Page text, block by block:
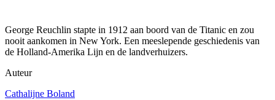
George Reuchlin stapte in 1912 aan boord van de Titanic en zou
nooit aankomen in New York. Een meeslepende geschiedenis van
de Holland-Amerika Lijn en de landverhuizers.
Auteur
Cathalijne Boland